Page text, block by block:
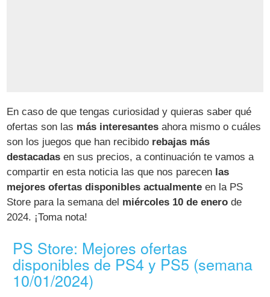
En caso de que tengas curiosidad y quieras saber qué
ofertas son las más interesantes ahora mismo o cuáles
son los juegos que han recibido rebajas más
destacadas en sus precios, a continuación te vamos a
compartir en esta noticia las que nos parecen las
mejores ofertas disponibles actualmente en la PS
Store para la semana del miércoles 10 de enero de
2024. ¡Toma nota!
PS Store: Mejores ofertas
disponibles de PS4 y PS5 (semana
10/01/2024)